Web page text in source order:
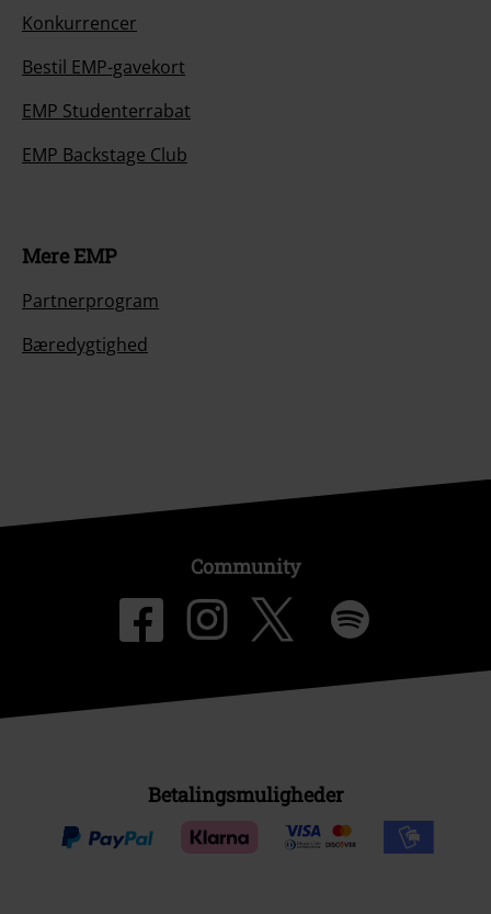
Konkurrencer
Bestil EMP-gavekort
EMP Studenterrabat
EMP Backstage Club
Mere EMP
Partnerprogram
Bæredygtighed
Community
Betalingsmuligheder